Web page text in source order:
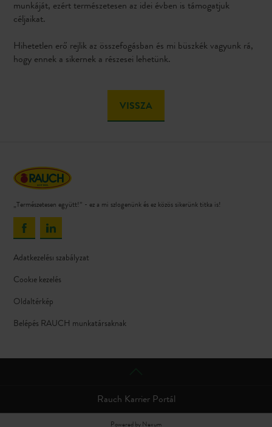
munkáját, ezért természetesen az idei évben is támogatjuk
céljaikat.
Hihetetlen erő rejlik az összefogásban és mi büszkék vagyunk rá,
hogy ennek a sikernek a részesei lehetünk.
VISSZA
„Természetesen együtt!” - ez a mi szlogenünk és ez közös sikerünk titka is!
Adatkezelési szabályzat
Cookie kezelés
Oldaltérkép
Belépés RAUCH munkatársaknak
Rauch Karrier Portál
Powered by Nexum